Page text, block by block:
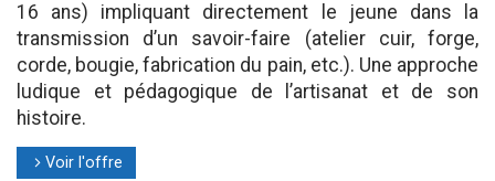
16 ans) impliquant directement le jeune dans la
transmission d’un savoir-faire (atelier cuir, forge,
corde, bougie, fabrication du pain, etc.). Une approche
ludique et pédagogique de l’artisanat et de son
histoire.
l Voir l'offre